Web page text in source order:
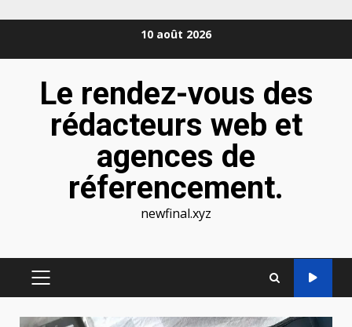
10 août 2026
Le rendez-vous des
rédacteurs web et
agences de
réferencement.
newfinal.xyz
MENU